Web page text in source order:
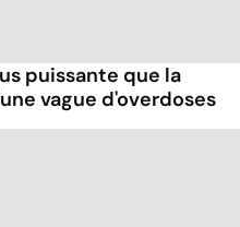
puissante que la
vague d'overdoses